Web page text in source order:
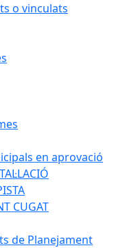
o vinculats
en aprovació
CUGAT
de Planejament